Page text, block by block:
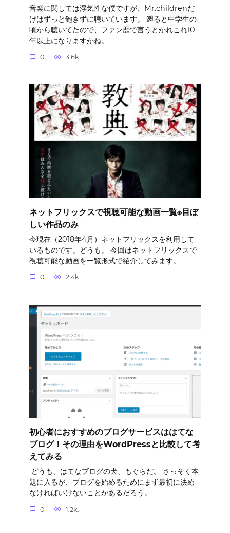
音楽に関しては浮気性な僕ですが、Mr.childrenだ
けはずっと飽きずに聴いています。 遡ると中学生の
頃から聴いてたので、ファン歴で言うとかれこれ10
年以上になりますかね。
0 3.6k.
ネットフリックスで視聴可能な動画一覧※目ぼ
しい作品のみ
今現在（2018年4月）ネットフリックスを利用して
いるものです。どうも。 今回はネットフリックスで
視聴可能な動画を一覧形式で紹介してみます。
0 2.4k.
初心者におすすめのブログサービスははてな
ブログ！その理由をWordPressと比較して考
えてみる
どうも、はてなブログの犬、もぐらだ。 さっそく本
題に入るが、ブログを始めるためにまず最初に決め
なければいけないことがあるだろう。
0 1.2k.